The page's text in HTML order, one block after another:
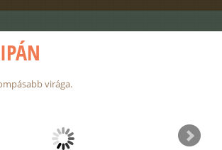
virága.